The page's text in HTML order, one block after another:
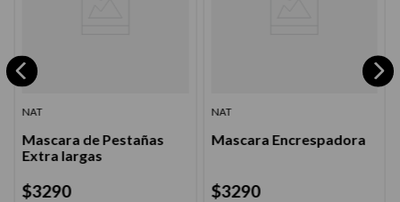
NAT
Mascara de Pestañas
Extra largas
$3290
NAT
Mascara Encrespadora
$3290